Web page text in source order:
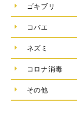
ゴキブリ
コバエ
ネズミ
コロナ消毒
その他